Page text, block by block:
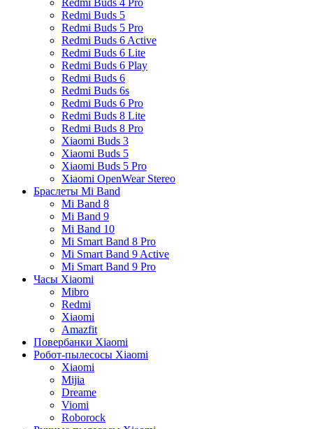
Redmi Buds 4 Pro
Redmi Buds 5
Redmi Buds 5 Pro
Redmi Buds 6 Active
Redmi Buds 6 Lite
Redmi Buds 6 Play
Redmi Buds 6
Redmi Buds 6s
Redmi Buds 6 Pro
Redmi Buds 8 Lite
Redmi Buds 8 Pro
Xiaomi Buds 3
Xiaomi Buds 5
Xiaomi Buds 5 Pro
Xiaomi OpenWear Stereo
Браслеты Mi Band
Mi Band 8
Mi Band 9
Mi Band 10
Mi Smart Band 8 Pro
Mi Smart Band 9 Active
Mi Smart Band 9 Pro
Часы Xiaomi
Mibro
Redmi
Xiaomi
Amazfit
Повербанки Xiaomi
Робот-пылесосы Xiaomi
Xiaomi
Mijia
Dreame
Viomi
Roborock